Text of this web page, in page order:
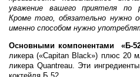
уважение вашего приятеля по
Кроме того, обязательно нужно
именно способом нужно
Основными компонентами «Б-
ликера («Capitan Black») плюс 20
ликера Quantreau. Эти